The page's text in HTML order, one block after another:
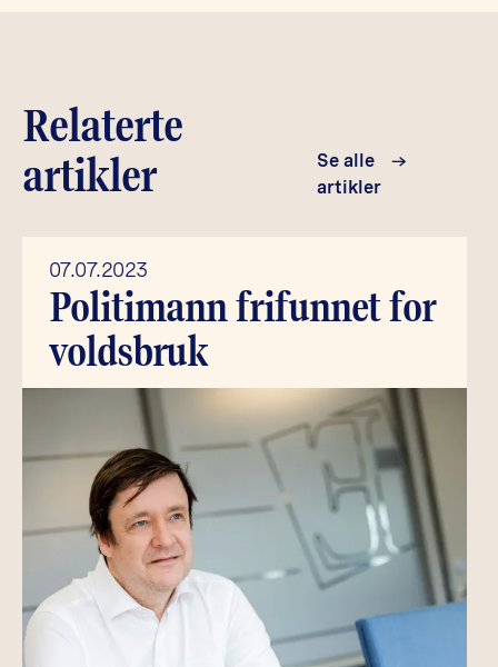
Relaterte
artikler
Se alle
artikler
07.07.2023
Politi­mann fri­fun­net for
voldsbruk